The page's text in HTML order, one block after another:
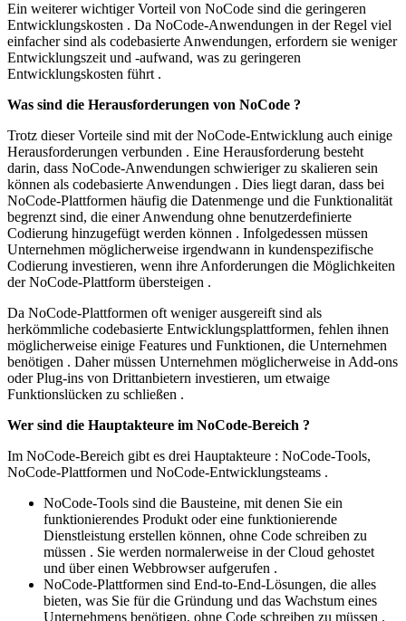
Ein weiterer wichtiger Vorteil von NoCode sind die geringeren
Entwicklungskosten . Da NoCode-Anwendungen in der Regel viel
einfacher sind als codebasierte Anwendungen, erfordern sie weniger
Entwicklungszeit und -aufwand, was zu geringeren
Entwicklungskosten führt .
Was sind die Herausforderungen von NoCode ?
Trotz dieser Vorteile sind mit der NoCode-Entwicklung auch einige
Herausforderungen verbunden . Eine Herausforderung besteht
darin, dass NoCode-Anwendungen schwieriger zu skalieren sein
können als codebasierte Anwendungen . Dies liegt daran, dass bei
NoCode-Plattformen häufig die Datenmenge und die Funktionalität
begrenzt sind, die einer Anwendung ohne benutzerdefinierte
Codierung hinzugefügt werden können . Infolgedessen müssen
Unternehmen möglicherweise irgendwann in kundenspezifische
Codierung investieren, wenn ihre Anforderungen die Möglichkeiten
der NoCode-Plattform übersteigen .
Da NoCode-Plattformen oft weniger ausgereift sind als
herkömmliche codebasierte Entwicklungsplattformen, fehlen ihnen
möglicherweise einige Features und Funktionen, die Unternehmen
benötigen . Daher müssen Unternehmen möglicherweise in Add-ons
oder Plug-ins von Drittanbietern investieren, um etwaige
Funktionslücken zu schließen .
Wer sind die Hauptakteure im NoCode-Bereich ?
Im NoCode-Bereich gibt es drei Hauptakteure : NoCode-Tools,
NoCode-Plattformen und NoCode-Entwicklungsteams .
NoCode-Tools sind die Bausteine, mit denen Sie ein
funktionierendes Produkt oder eine funktionierende
Dienstleistung erstellen können, ohne Code schreiben zu
müssen . Sie werden normalerweise in der Cloud gehostet
und über einen Webbrowser aufgerufen .
NoCode-Plattformen sind End-to-End-Lösungen, die alles
bieten, was Sie für die Gründung und das Wachstum eines
Unternehmens benötigen, ohne Code schreiben zu müssen .